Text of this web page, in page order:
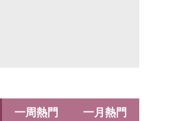
一周熱門 一月熱門